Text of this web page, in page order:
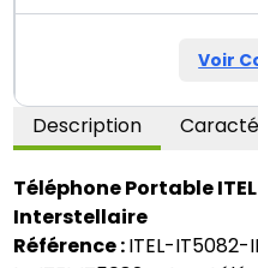
Voir
Description
Téléphone Portable
Interstellaire
Référence :ITEL-IT5082-